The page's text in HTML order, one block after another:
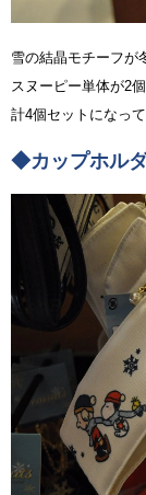
雪の結晶モチーフが
スヌーピー単体が2
計4個セットになって
◆カップホル